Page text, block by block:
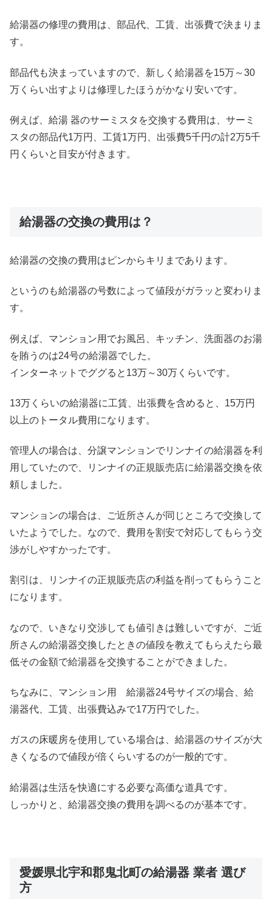
給湯器の修理の費用は、部品代、工賃、出張費で決まりま
す。
部品代も決まっていますので、新しく給湯器を15万～30
万くらい出すよりは修理したほうがかなり安いです。
例えば、給湯 器のサーミスタを交換する費用は、サーミ
スタの部品代1万円、工賃1万円、出張費5千円の計2万5千
円くらいと目安が付きます。
給湯器の交換の費用は？
給湯器の交換の費用はピンからキリまであります。
というのも給湯器の号数によって値段がガラッと変わりま
す。
例えば、マンション用でお風呂、キッチン、洗面器のお湯
を賄うのは24号の給湯器でした。
インターネットでググると13万～30万くらいです。
13万くらいの給湯器に工賃、出張費を含めると、15万円
以上のトータル費用になります。
管理人の場合は、分譲マンションでリンナイの給湯器を利
用していたので、リンナイの正規販売店に給湯器交換を依
頼しました。
マンションの場合は、ご近所さんが同じところで交換して
いたようでした。なので、費用を割安で対応してもらう交
渉がしやすかったです。
割引は、リンナイの正規販売店の利益を削ってもらうこと
になります。
なので、いきなり交渉しても値引きは難しいですが、ご近
所さんの給湯器交換したときの値段を教えてもらえたら最
低その金額で給湯器を交換することができました。
ちなみに、マンション用 給湯器24号サイズの場合、給
湯器代、工賃、出張費込みで17万円でした。
ガスの床暖房を使用している場合は、給湯器のサイズが大
きくなるので値段が倍くらいするのが一般的です。
給湯器は生活を快適にする必要な高価な道具です。
しっかりと、給湯器交換の費用を調べるのが基本です。
愛媛県北宇和郡鬼北町の給湯器 業者 選び
方